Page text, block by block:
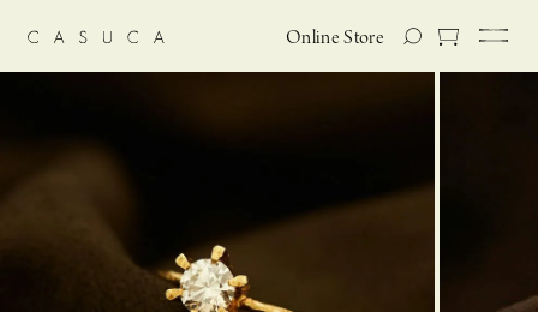
Online Store